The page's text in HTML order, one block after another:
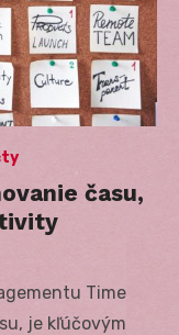
času,
Time
je kľúčovým